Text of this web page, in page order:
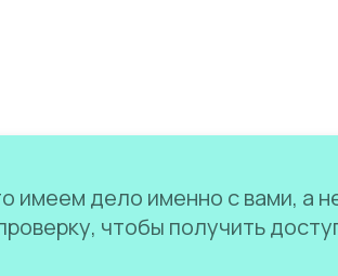
имеем дело именно с вами, а
чтобы получить